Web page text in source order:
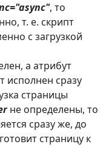
, то
т. е. скрипт
с загрузкой
а атрибут
исполнен сразу
страницы
не определены, то
сразу же, до
страницу к